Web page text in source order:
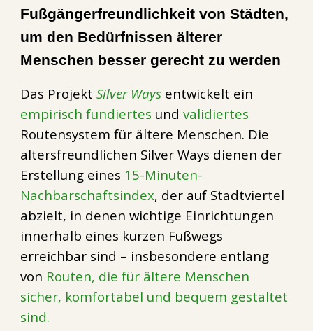
Fußgängerfreundlichkeit von Städten,
um den Bedürfnissen älterer
Menschen besser gerecht zu werden
Das ProjektSilver Ways entwickelt ein
empirisch fundiertes undvalidiertes
Routensystem für ältere Menschen. Die
altersfreundlichen Silver Ways dienen der
Erstellung eines 15-Minuten-
Nachbarschaftsindex, der auf Stadtviertel
abzielt, in denen wichtige Einrichtungen
innerhalb eines kurzen Fußwegs
erreichbar sind – insbesondere entlang
von Routen, die für ältere Menschen
sicher, komfortabel und bequem gestaltet
sind.